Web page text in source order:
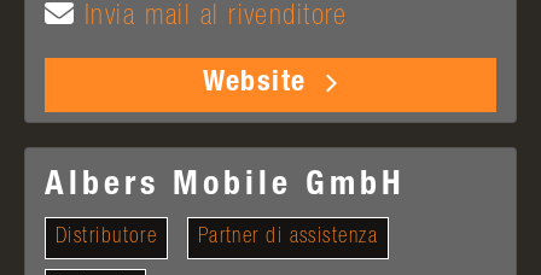
Invia mail al rivenditore
Website
Albers Mobile GmbH
Distributore Partner di assistenza